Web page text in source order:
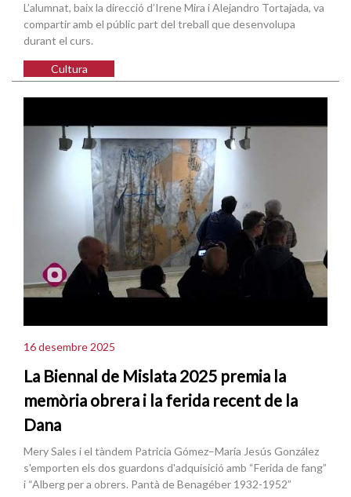
L’alumnat, baix la direcció d’Irene Mira i Alejandro Tortajada, va
compartir amb el públic part del treball que desenvolupa
durant el curs.
Cultura
16 desembre 2025
La Biennal de Mislata 2025 premia la
memòria obrera i la ferida recent de la
Dana
Mery Sales i el tàndem Patricia Gómez–María Jesús González
s'emporten els dos guardons d'adquisició amb “Ferida de fang”
i “Alberg per a obrers. Pantà de Benagéber 1932-1952”